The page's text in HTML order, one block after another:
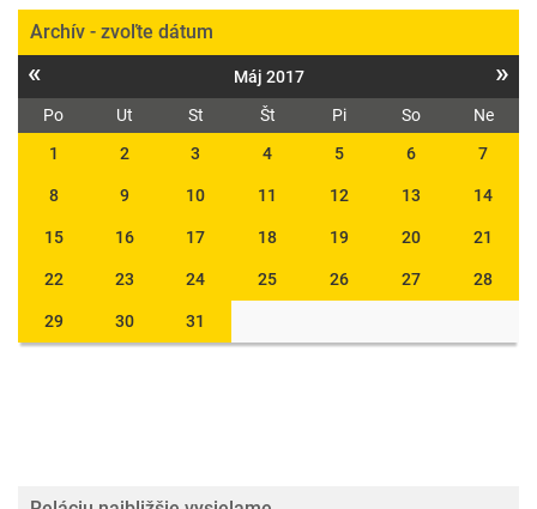
Archív - zvoľte dátum
« Máj 2017 »
Po Ut St Št Pi So
Ne
1
2 3 4 5 6 7
8 9 10 11 12 13 14
15 16 17 18 19 20 21
22 23 24 25 26 27 28
29 30 31